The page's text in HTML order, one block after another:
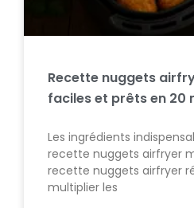
Recette nuggets
faciles et prêts en 20
Les ingrédients
recette nuggets airfryer
recette nuggets airfryer
multiplier les